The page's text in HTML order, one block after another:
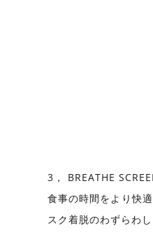
3， BREATHE
食事の時間をより快
スク着脱のわずらわ